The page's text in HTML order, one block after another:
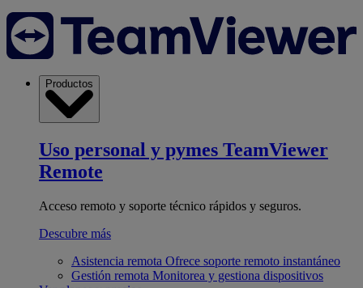
Productos
Uso personal y pymes TeamViewer
Remote
Acceso remoto y soporte técnico rápidos y seguros.
Descubre más
Asistencia remota Ofrece soporte remoto instantáneo
Gestión remota Monitorea y gestiona dispositivos